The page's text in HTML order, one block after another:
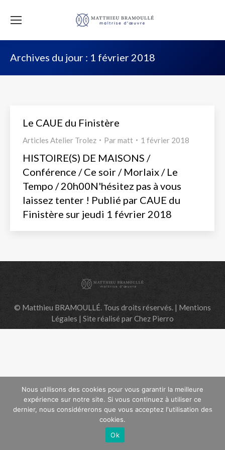
Archives du jour : 1 février 2018
Le CAUE du Finistère
Articles Atelier Trolez Parmatt 1 février 2018
HISTOIRE(S) DE MAISONS /
Conférence / Ce soir / Morlaix / Le
Tempo / 20h00N'hésitez pas à vous
laissez tenter ! Publié par CAUE du
Finistère sur jeudi 1 février 2018
© Matthieu BRAMOULLÉ. Tous droits réservés. | Mentions
Légales | Site réalisé parChez Pierro
Nous utilisons des cookies pour vous garantir la meilleure
expérience sur notre site. Si vous continuez à utiliser ce
dernier, nous considérerons que vous acceptez l'utilisation des
cookies.
Ok